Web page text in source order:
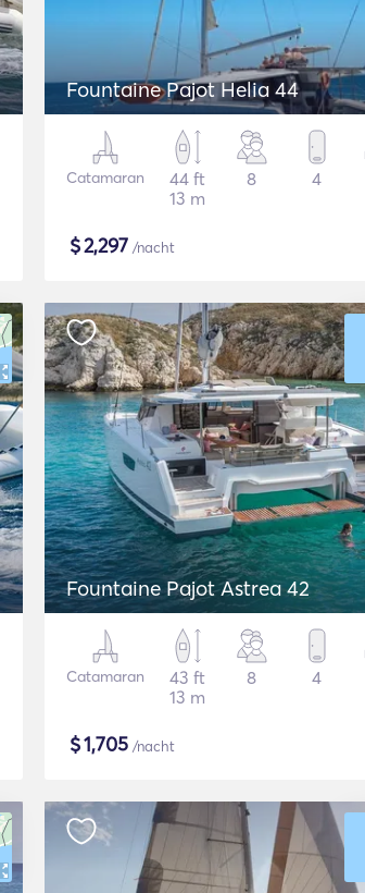
Fountaine Pajot Helia 44
Catamaran
44 ft
13 m
8 4
$2,297 /nacht
Fountaine Pajot Astrea 42
Catamaran
43 ft
13 m
8 4
$1,705 /nacht